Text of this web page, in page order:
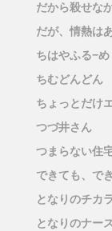
だから殺せな
だが、情熱は
ちはやふる−
ちむどんどん
ちょっとだけ
つづ井さん
つまらない住
できても、で
となりのチカラ
となりのナー